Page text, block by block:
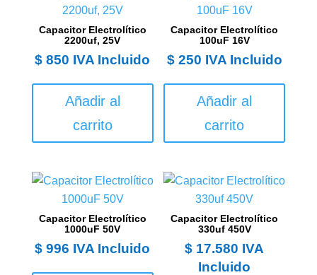
Capacitor Electrolítico
2200uf, 25V
$ 850 IVA Incluido
Añadir al
carrito
Capacitor Electrolítico
100uF 16V
$250 IVA Incluido
Añadir al
carrito
Capacitor Electrolítico
1000uF 50V
$ 996 IVA Incluido
Capacitor Electrolítico
330uf 450V
$ 17.580 IVA
Incluido